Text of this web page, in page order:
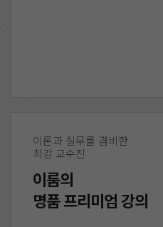
이론과 실무를 겸비한
최강 교수진
이룸의
명품 프리미엄 강의